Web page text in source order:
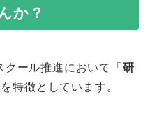
か？
ール推進において「研
を特徴としています。